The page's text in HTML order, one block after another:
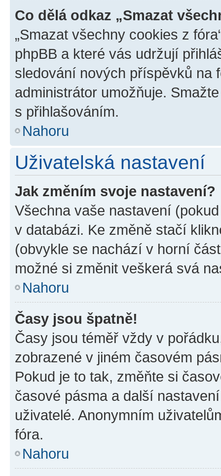
Co dělá odkaz „Smazat
„Smazat všechny cookies z
phpBB a které vás udržují
sledování nových příspěvků na
administrátor umožňuje.
s přihlašováním.
Nahoru
Uživatelská nastavení
Jak změním svoje nastavení?
Všechna vaše nastavení
v databázi. Ke změně stačí
(obvykle se nachází v horní
možné si změnit veškerá svá
Nahoru
Časy jsou špatně!
Časy jsou téměř vždy v
zobrazené v jiném časovém
Pokud je to tak, změňte si
časové pásma a další
uživatelé. Anonymním
fóra.
Nahoru